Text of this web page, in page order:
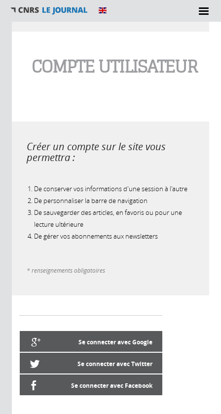
COMPTE UTILISATEUR
Créer un compte sur le site vous
permettra :
De conserver vos informations d'une session à l'autre
De personnaliser la barre de navigation
De sauvegarder des articles, en favoris ou pour une
lecture ultérieure
De gérer vos abonnements aux newsletters
* renseignements obligatoires
Se connecter avec Google
Se connecter avec Twitter
Se connecter avec Facebook